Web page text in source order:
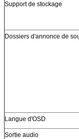
Support de stockage
Dossiers d'annonce de
Langue d'OSD
Sortie audio